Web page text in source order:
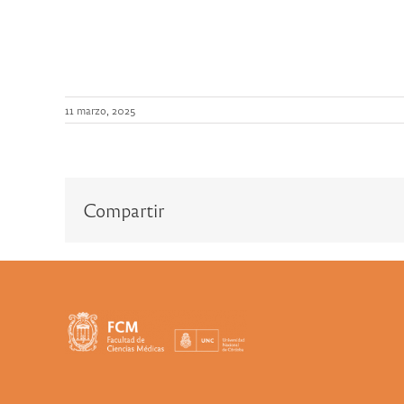
11 marzo, 2025
Compartir